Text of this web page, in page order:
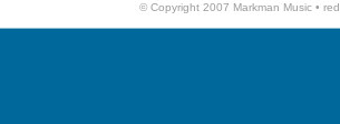
© Copyright 2007 Markman Music •